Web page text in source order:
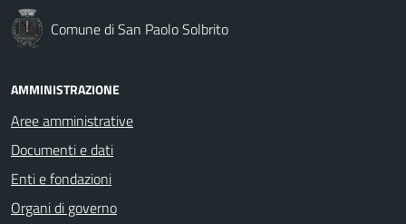
Comune di San Paolo Solbrito
AMMINISTRAZIONE
Aree amministrative
Documenti e dati
Enti e fondazioni
Organi di governo